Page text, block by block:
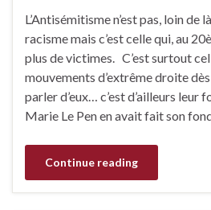
L’Antisémitisme n’est pas, loin de
racisme mais c’est celle qui, au
plus de victimes. C’est surtout
mouvements d’extrême droite
parler d’eux… c’est d’ailleurs leur
Marie Le Pen en avait fait son
Continue reading